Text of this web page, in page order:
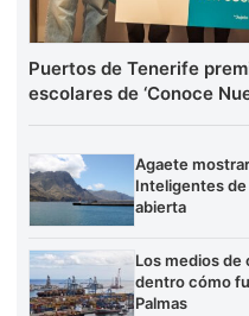
Puertos de Tenerife
escolares de ‘Conoce
Agaete
Inteligentes de
abierta
Los medios
dentro cómo
Palmas